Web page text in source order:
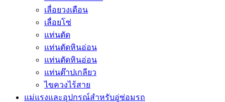
เลื่อยวงเดือน
เลื่อยโซ่
แท่นตัด
แท่นตัดหินอ่อน
แท่นตัดหินอ่อน
แท่นต๊าปเกลียว
ไขควงไร้สาย
แม่แรงและอุปกรณ์สำหรับอู่ซ่อมรถ